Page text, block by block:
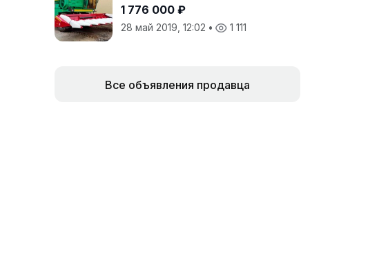
1 776 000 ₽
28 май 2019, 12:02 • 1 111
Все объявления продавца